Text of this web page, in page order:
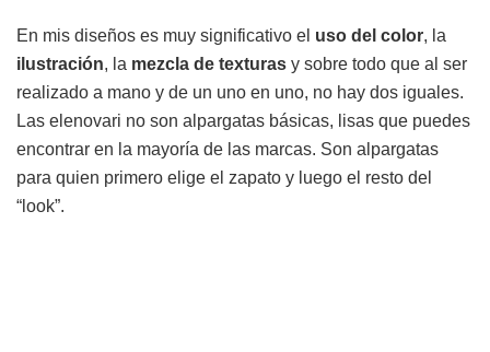
En mis diseños es muy significativo el uso del color, la
ilustración, la mezcla de texturas y sobre todo que al ser
realizado a mano y de un uno en uno, no hay dos iguales.
Las elenovari no son alpargatas básicas, lisas que puedes
encontrar en la mayoría de las marcas. Son alpargatas
para quien primero elige el zapato y luego el resto del
“look”.